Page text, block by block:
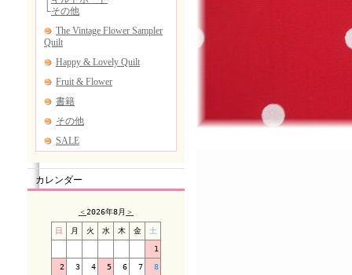
カレンダー
＜2026年8月 ＞
日 月 火 水 木 金 土
1
2 3 4 5 6 7 8